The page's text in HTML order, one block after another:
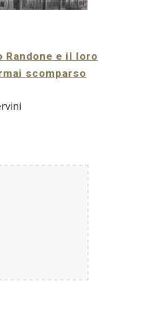
Randone e il loro
scomparso